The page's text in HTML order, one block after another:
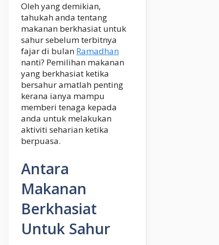
Oleh yang demikian,
tahukah anda tentang
makanan berkhasiat untuk
sahur sebelum terbitnya
fajar di bulan Ramadhan
nanti? Pemilihan makanan
yang berkhasiat ketika
bersahur amatlah penting
kerana ianya mampu
memberi tenaga kepada
anda untuk melakukan
aktiviti seharian ketika
berpuasa.
Antara
Makanan
Berkhasiat
Untuk Sahur